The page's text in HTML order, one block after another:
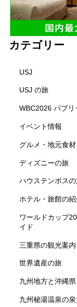
カテゴリー
USJ
USJ の旅
WBC2026 パブ
イベント情報
グルメ・地元食材
ディズニーの旅
ハウステンボス
ホテル・旅館の
ワールドカップ
イド
三重県の観光案内
世界遺産の旅
九州地方と沖縄
九州秘湯温泉の